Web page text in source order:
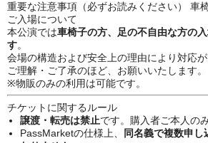
重要な注意事項（必ずお読みください） 車
ご入場について
本公演では車椅子の方、足の不自由な方の
す。
会場の構造および安全上の理由により対応が
ご理解・ご了承のほど、お願いいたします。
※物販のみの利用は可能です。
チケットに関するルール
譲渡・転売は禁止です。購入者ご本人の
PassMarketの仕様上、
同名義で複数申